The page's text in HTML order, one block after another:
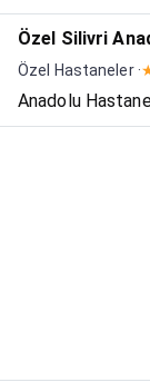
teknolojilerle
2009 yılında
hastane, mimari
Özel Silivri
Özel Hastaneler ·
Anadolu
hizmet